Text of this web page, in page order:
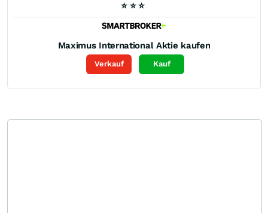
⭐ ⭐ ⭐
Maximus International Aktie kaufen
Verkauf Kauf